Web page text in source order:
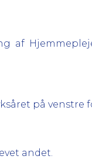
af
på venstre
andet.